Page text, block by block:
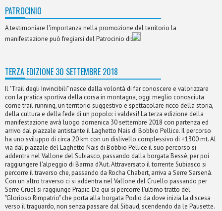
PATROCINIO
A testimoniare l'importanza nella promozione del territorio la
manifestazione può fregiarsi del Patrocinio di:
TERZA EDIZIONE 30 SETTEMBRE 2018
Il "Trail degli Invincibili" nasce dalla volontà di far conoscere e valorizzare
con la pratica sportiva della corsa in montagna, oggi meglio conosciuta
come trail running, un territorio suggestivo e spettacolare ricco della storia,
della cultura e della fede di un popolo: i valdesi! La terza edizione della
manifestazione avrà luogo domenica 30 settembre 2018 con partenza ed
arrivo dal piazzale antistante il Laghetto Nais di Bobbio Pellice. Il percorso
ha uno sviluppo di circa 20 km con un dislivello complessivo di +1300 mt. Al
via dal piazzale del Laghetto Nais di Bobbio Pellice il suo percorso si
addentra nel Vallone del Subiasco, passando dalla borgata Bessè, per poi
raggiungere l'alpeggio di Barma d'Aut. Attraversato il torrente Subiasco si
percorre il traverso che, passando da Rocha Chabert, arriva a Serre Sarsenà.
Con un altro traverso ci si addentra nel Vallone del Cruello passando per
Serre Cruel si raggiunge Prapic. Da qui si percorre l'ultimo tratto del
"Glorioso Rimpatrio" che porta alla borgata Podio da dove inizia la discesa
verso il traguardo, non senza passare dal Sibaud, scendendo da le Pausette.